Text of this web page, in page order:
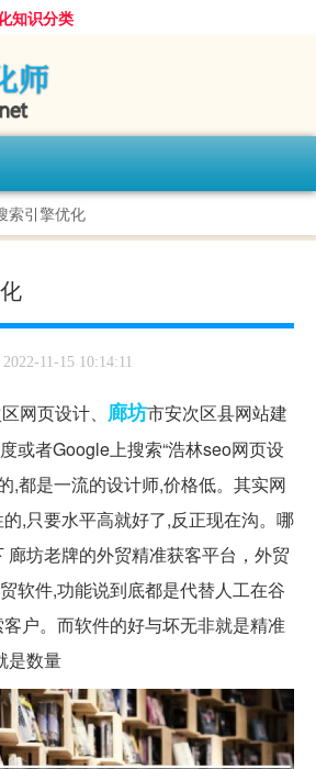
知识分类
索引擎优化
2022-11-15 10:14:11
网页设计、 廊坊市安次区县网站建
或者Google上搜索“浩林seo网页设
,都是一流的设计师,价格低。其实网
,只要水平高就好了,反正现在沟。哪
廊坊老牌的外贸精准获客平台，外贸
软件,功能说到底都是代替人工在谷
户。而软件的好与坏无非就是精准
是数量